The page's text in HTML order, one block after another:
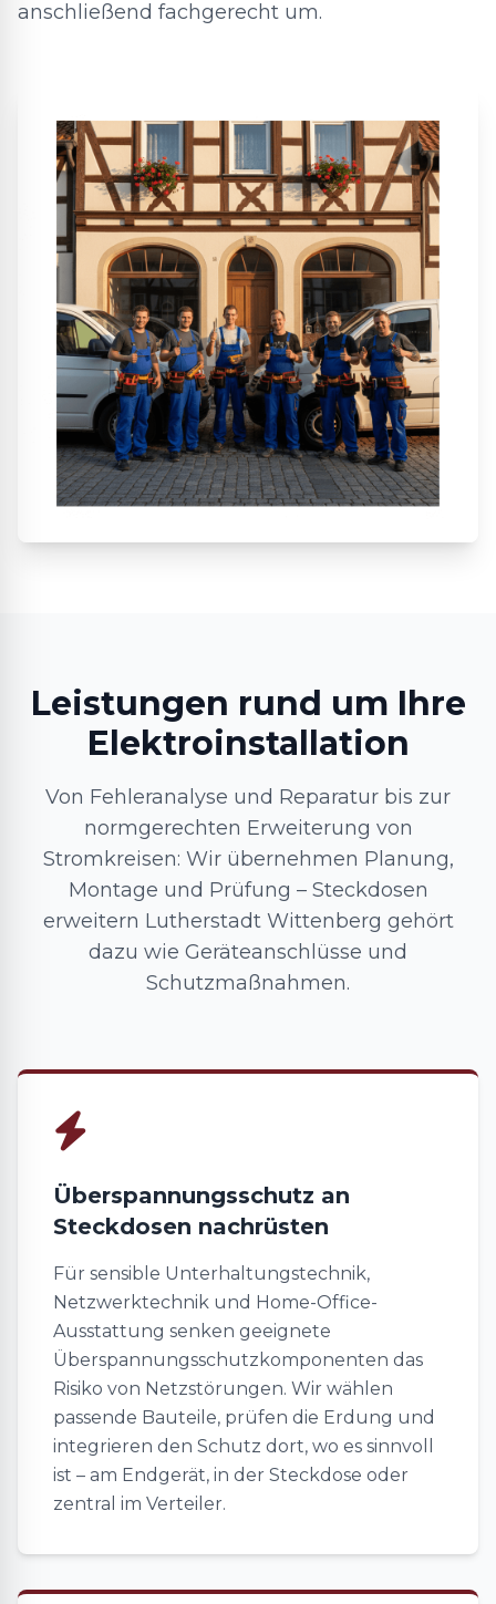
anschließend fachgerecht um.
Leistungen rund um Ihre
Elektroinstallation
Von Fehleranalyse und Reparatur bis zur
normgerechten Erweiterung von
Stromkreisen: Wir übernehmen Planung,
Montage und Prüfung – Steckdosen
erweitern Lutherstadt Wittenberg gehört
dazu wie Geräteanschlüsse und
Schutzmaßnahmen.
Überspannungsschutz an
Steckdosen nachrüsten
Für sensible Unterhaltungstechnik,
Netzwerktechnik und Home-Office-
Ausstattung senken geeignete
Überspannungsschutzkomponenten das
Risiko von Netzstörungen. Wir wählen
passende Bauteile, prüfen die Erdung und
integrieren den Schutz dort, wo es sinnvoll
ist – am Endgerät, in der Steckdose oder
zentral im Verteiler.